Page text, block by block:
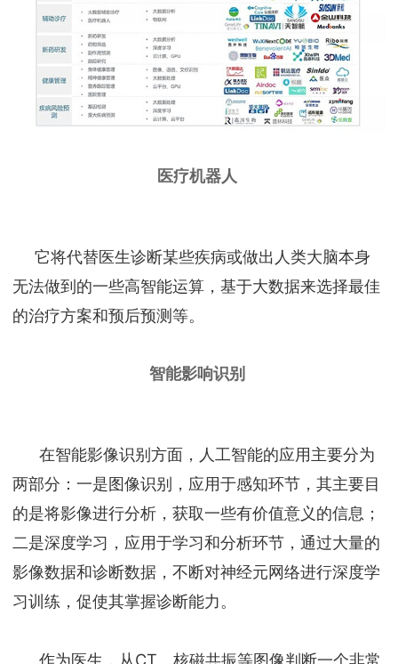
医疗机器人
它将代替医生诊断某些疾病或做出人类大脑本身
无法做到的一些高智能运算，基于大数据来选择最佳
的治疗方案和预后预测等。
智能影响识别
在智能影像识别方面，人工智能的应用主要分为
两部分：一是图像识别，应用于感知环节，其主要目
的是将影像进行分析，获取一些有价值意义的信息；
二是深度学习，应用于学习和分析环节，通过大量的
影像数据和诊断数据，不断对神经元网络进行深度学
习训练，促使其掌握诊断能力。
作为医生，从CT、核磁共振等图像判断一个非常